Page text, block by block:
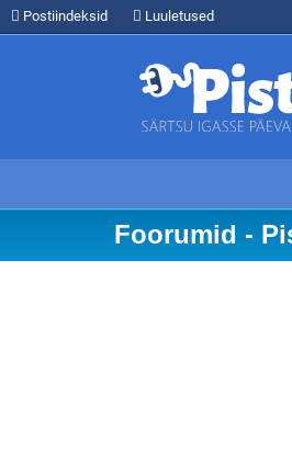
Postiindeksid Luuletused
Foorumid -